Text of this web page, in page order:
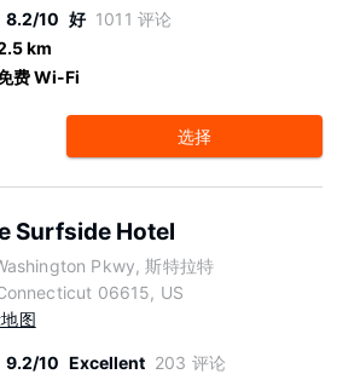
8.2/10 好 1011 评论
km
费 Wi-Fi
选择
Surfside Hotel
Pkwy, 斯特拉特
06615, US
图
9.2/10 Excellent 203 评论